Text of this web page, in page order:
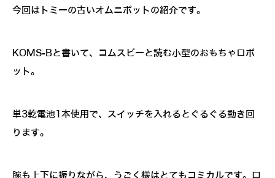
今回はトミーの古いオムニボットの紹介です。
KOMS-Bと書いて、コムスビーと読む小型のおもちゃロボ
ット。
単3乾電池1本使用で、スイッチを入れるとぐるぐる動き回
ります。
腕も上下に振りながら、うごく様はとてもコミカルです。口